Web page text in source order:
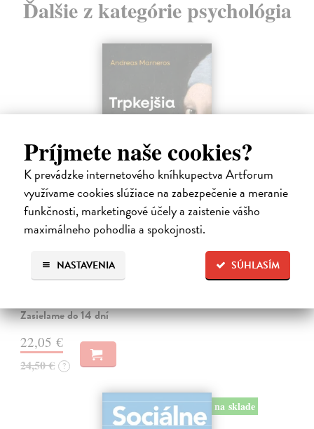
Príjmete naše cookies?
K prevádzke internetového kníhkupectva Artforum
využívame cookies slúžiace na zabezpečenie a meranie
funkčnosti, marketingové účely a zaistenie vášho
maximálneho pohodlia a spokojnosti.
SÚHLASÍM
NASTAVENIA
Ďalšie z kategórie psychológia
Trpkejšia ako smrť je žena
Marneros Andreas
JE TO MOŽNO NAJVÄČŠIA REVOLÚCIA NAŠICH DNÍ:
rovnocennosť a rovnoprávnosť ženy a muža. Vojna a mier medzi
pohlaviami sa však nezačali feminizmom 20. storočia, ale ich
Zasielame do 14 dní
22,05 €
24,50 € ?
na sklade